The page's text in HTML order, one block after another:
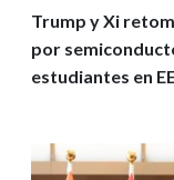
Trump y Xi
por
estudiantes en